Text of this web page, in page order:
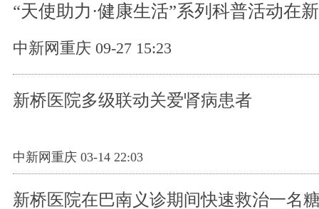
“天使助力·健康生活”系列科普活动在
中新网重庆 09-27 15:23
新桥医院多级联动关爱肾病患者
中新网重庆 03-14 22:03
新桥医院在巴南义诊期间快速救治一名